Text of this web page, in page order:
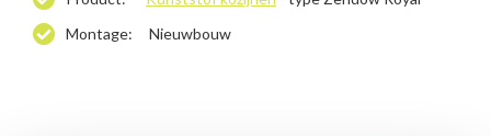
Montage: Nieuwbouw